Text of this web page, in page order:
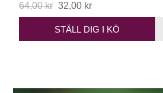
64,00 kr 32,00 kr
STÄLL DIG I KÖ